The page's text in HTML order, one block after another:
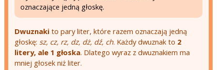
oznaczające jedną głoskę.
Dwuznaki to pary liter, które razem oznaczają jedną
głoskę: sz, cz, rz, dz, dż, dź, ch. Każdy dwuznak to 2
litery, ale 1 głoska. Dlatego wyraz z dwuznakiem ma
mniej głosek niż liter.